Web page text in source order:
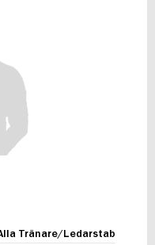
Tränare/Ledarstab